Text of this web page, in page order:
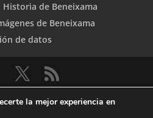
Historia de Beneixama
de Beneixama
de datos
la mejor experiencia en